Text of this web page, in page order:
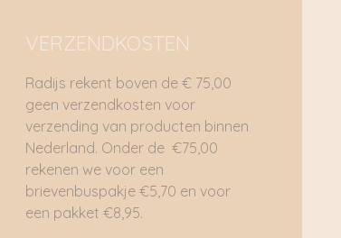
VERZENDKOSTEN
Radijs rekent boven de € 75,00
geen verzendkosten voor
verzending van producten binnen
Nederland. Onder de €75,00
rekenen we voor een
brievenbuspakje €5,70 en voor
een pakket €8,95.